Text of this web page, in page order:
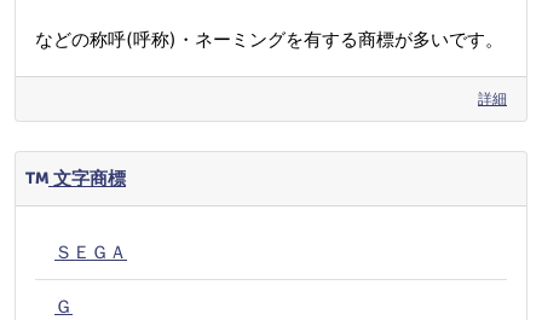
などの称呼(呼称)・ネーミングを有する商標が多いです。
詳細
文字商標
ＳＥＧＡ
Ｇ